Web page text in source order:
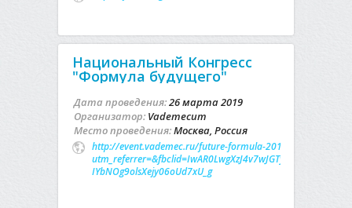
Национальный Конгресс
"Формула будущего"
Дата проведения:26 марта 2019
Организатор: Vademecum
Место проведения:Москва, Россия
http://event.vademec.ru/future-formula-2019?
IYbNOg9olsXejy06oUd7xU_g